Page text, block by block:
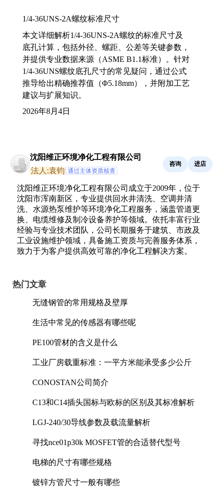
1/4-36UNS-2A螺纹标准尺寸
本文详细解析1/4-36UNS-2A螺纹的标准尺寸及
底孔计算，包括外径、螺距、公差等关键参数，
并提供专业数据来源（ASME B1.1标准）。针对
1/4-36UNS螺纹底孔尺寸的常见疑问，通过公式
推导给出精确推荐值（Φ5.18mm），并附加工艺
建议与扩展知识。
2026年8月4日
沈阳维正环境净化工程有限公司
法人:袁钧 通过主体资质核查
咨询 进店
沈阳维正环境净化工程有限公司成立于2009年，位于
沈阳市浑南新区，专业提供回水井清洗、空调井清
洗、水源热泵维护等环境净化工程服务，涵盖管道更
换、电缆维修及制冷设备养护等领域。依托丰富行业
经验与专业技术团队，公司长期服务于建筑、市政及
工业设施维护领域，具备施工资质与完善服务体系，
致力于为客户提供高效可靠的净化工程解决方案。
热门文章
无缝钢管的常用规格及壁厚
生活中常见的传感器有哪些呢
PE100管材的含义是什么
工业厂房载重标准：一平方米能承受多少公斤
CONOSTAN公司简介
C13和C14插头国标与欧标的区别及其标准解析
LGJ-240/30导线参数及载流量解析
寻找nce01p30k MOSFET管的合适替代型号
电梯的尺寸有哪些规格
镀锌方管尺寸一般有哪些